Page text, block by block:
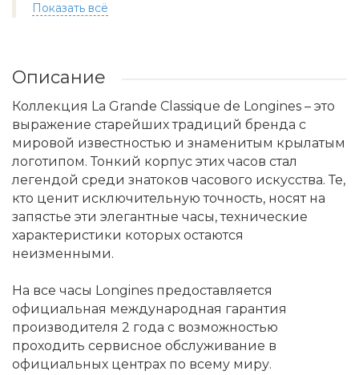
Показать всё
Описание
Коллекция La Grande Classique de Longines – это
выражение старейших традиций бренда с
мировой известностью и знаменитым крылатым
логотипом. Тонкий корпус этих часов стал
легендой среди знатоков часового искусства. Те,
кто ценит исключительную точность, носят на
запястье эти элегантные часы, технические
характеристики которых остаются
неизменными.
На все часы Longines предоставляется
официальная международная гарантия
производителя 2 года с возможностью
проходить сервисное обслуживание в
официальных центрах по всему миру.